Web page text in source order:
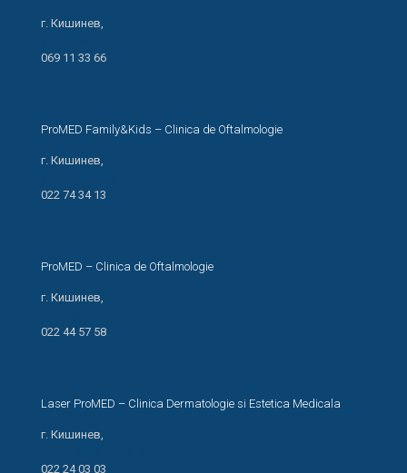
г. Кишинев,
069 11 33 66
ProMED Family&Kids – Clinica de Oftalmologie
г. Кишинев,
022 74 34 13
ProMED – Clinica de Oftalmologie
г. Кишинев,
022 44 57 58
Laser ProMED – Clinica Dermatologie si Estetica Medicala
г. Кишинев,
022 24 03 03